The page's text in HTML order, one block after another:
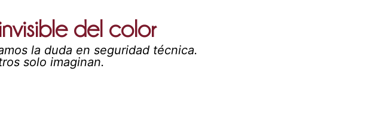
del color
la duda en seguridad técnica.
solo imaginan.